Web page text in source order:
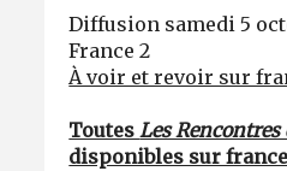
Diffusion samedi 5
France 2
À voir et revoir sur
Toutes Les
disponibles sur